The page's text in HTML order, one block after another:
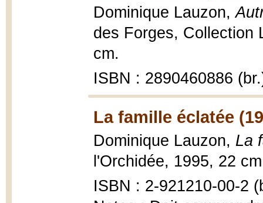
Dominique Lauzon,
des Forges, Collection
cm.
ISBN : 2890460886
La famille éclatée
Dominique Lauzon, La
l'Orchidée, 1995, 22
ISBN : 2-921210-00-2